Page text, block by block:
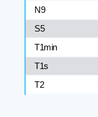
N9
S5
T1min
T1s
T2